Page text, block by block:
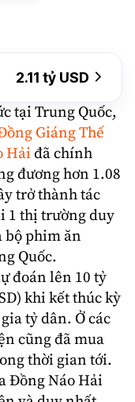
2.11 tỷ USD
tại Trung Quốc,
Giáng Thế
Hải đã chính
đương hơn 1.08
trở thành tác
1 thị trường duy
bộ phim ăn
Quốc.
đoán lên 10 tỷ
khi kết thúc kỳ
tỷ dân. Ở các
cũng đã mua
thời gian tới.
Đồng Náo Hải